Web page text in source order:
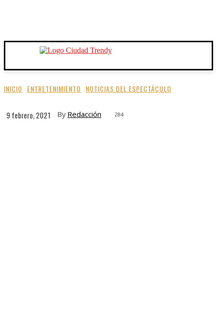
INICIO ENTRETENIMIENTO NOTICIAS DEL ESPECTÁCULO
9 febrero, 2021 By Redacción 284